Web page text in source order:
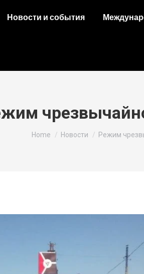
Новости и события
You are here:
Home Новости Режим